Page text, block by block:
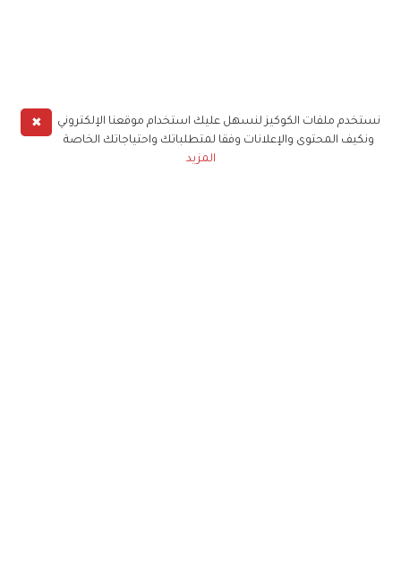
✖
نستخدم ملفات الكوكيز لنسهل عليك استخدام موقعنا الإلكتروني
ونكيف المحتوى والإعلانات وفقا لمتطلباتك واحتياجاتك الخاصة
المزيد